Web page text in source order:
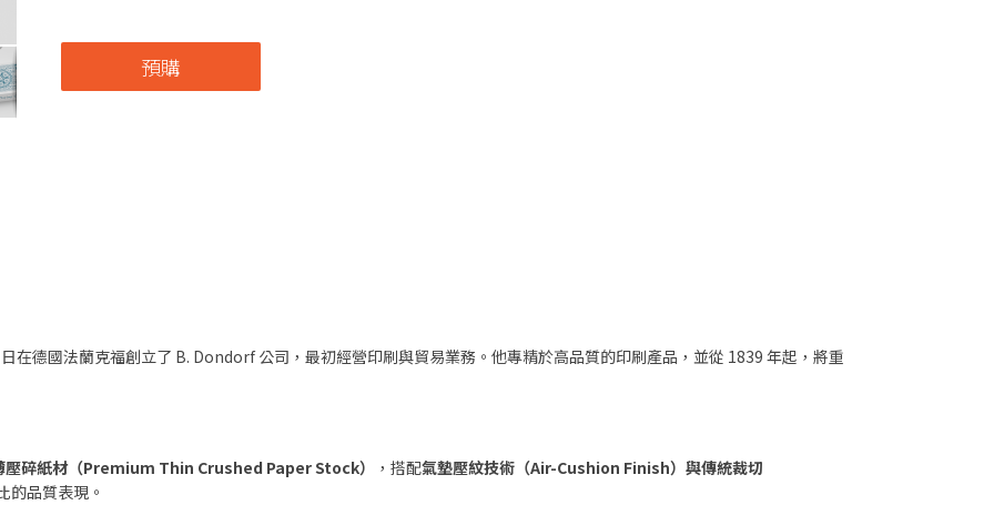
預購
德國法蘭克福創立了 B. Dondorf 公司，最初經營印刷與貿易業務。他專精於高品質的印刷產品，並從 1839 年起，將重
壓碎紙材（Premium Thin Crushed Paper Stock） ，搭配氣墊壓紋技術（Air-Cushion Finish） 與傳統裁切
的品質表現。